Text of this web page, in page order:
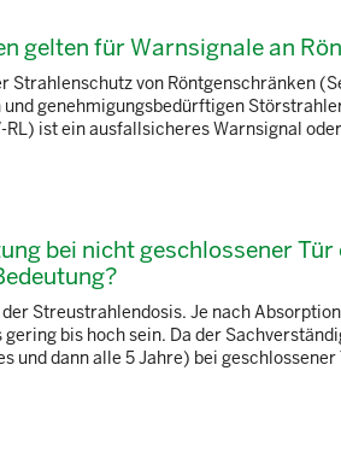
gelten für Warnsignale an
Strahlenschutz von Röntgenschränken
genehmigungsbedürftigen
ist ein ausfallsicheres Warnsignal
bei nicht geschlossener
Streustrahlendosis. Je nach
bis hoch sein. Da der
und dann alle 5 Jahre) bei